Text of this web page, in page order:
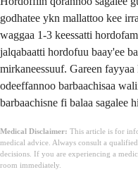
godhatee ykn mallattoo kee
waggaa 1-3 keessatti
jalqabaatti hordofuu baay'ee
mirkaneessuuf. Gareen
odeeffannoo barbaachisaa
barbaachisne fi balaa sagalee
Medical Disclaimer: This article is for
medical advice. Always consult a
decisions. If you are experiencing a
room immediately.